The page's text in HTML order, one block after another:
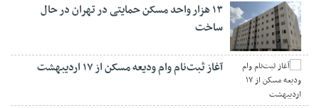
۱۳ هزار واحد مسکن حمایتی در تهران در حال
ساخت
آغاز ثبت‌نام وام ودیعه مسکن از ۱۷ اردیبهشت